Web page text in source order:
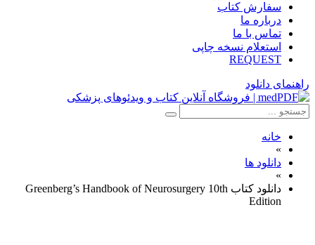
سفارش کتاب
درباره ما
تماس با ما
استعلام نسخه چاپی
REQUEST
راهنمای دانلود
خانه
»
دانلود ها
»
دانلود کتاب Greenberg’s Handbook of Neurosurgery 10th
Edition